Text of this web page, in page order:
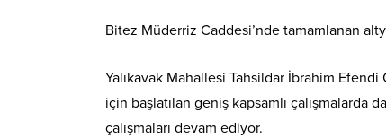
Bitez Müderriz Caddesi’nde tamamlanan
Yalıkavak Mahallesi Tahsildar İbrahim
için başlatılan geniş kapsamlı çalışmalarda
çalışmaları devam ediyor.